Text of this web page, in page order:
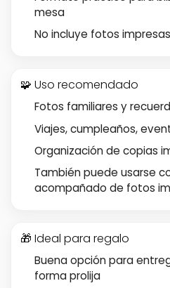
mesa
No incluye fotos impresas
🧩 Uso recomendado
Fotos familiares y
Viajes, cumpleaños,
Organización de copias
También puede usarse
acompañado de fotos
🎁 Ideal para regalo
Buena opción para
forma prolija